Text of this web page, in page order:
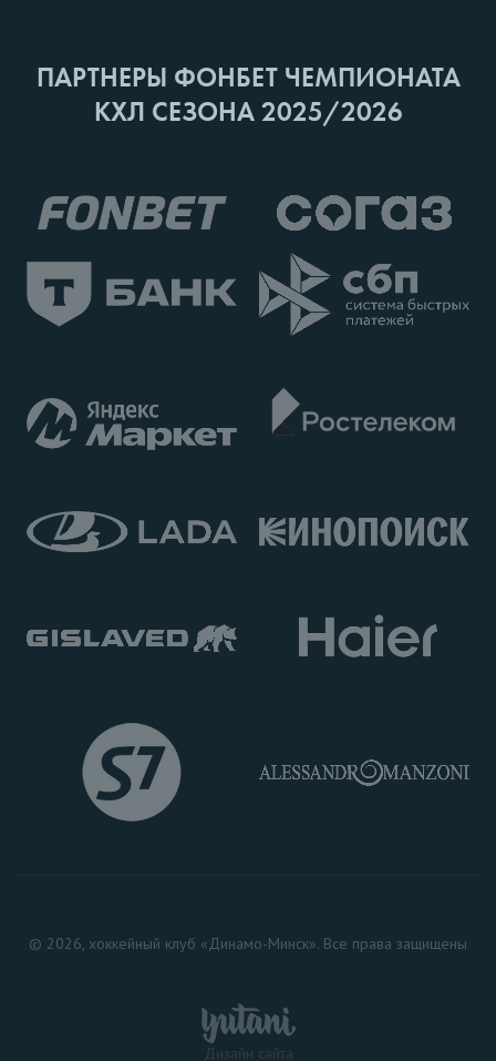
ПАРТНЕРЫ ФОНБЕТ ЧЕМПИОНАТА
КХЛ СЕЗОНА 2025/2026
© 2026, хоккейный клуб «Динамо-Минск». Все права защищены
Дизайн сайта